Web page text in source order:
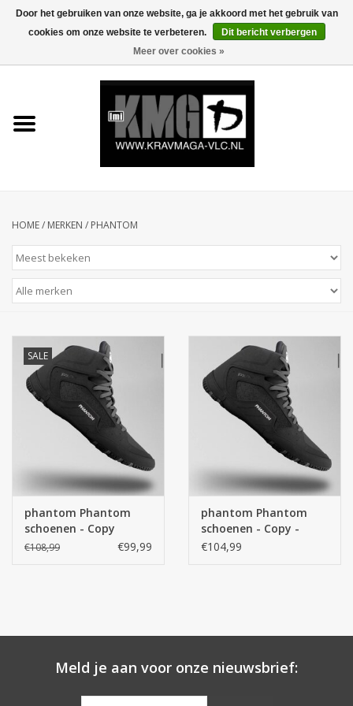
0 Artikelen - €0,00
Krav Maga Kleding
Accessoires
Kids Krav Maga
Merken
HOME/ MERKEN / PHANTOM
SALE
phantom Phantom
schoenen - Copy
€108,99 €99,99
phantom Phantom
schoenen - Copy -
Copy
€104,99
Meld je aan voor onze nieuwsbrief:
Door het gebruiken van onze website, ga je akkoord met het gebruik van
cookies om onze website te verbeteren.
Dit bericht verbergen
Meer over cookies »